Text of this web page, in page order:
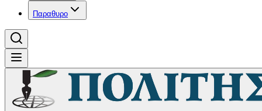
Παραθυρο